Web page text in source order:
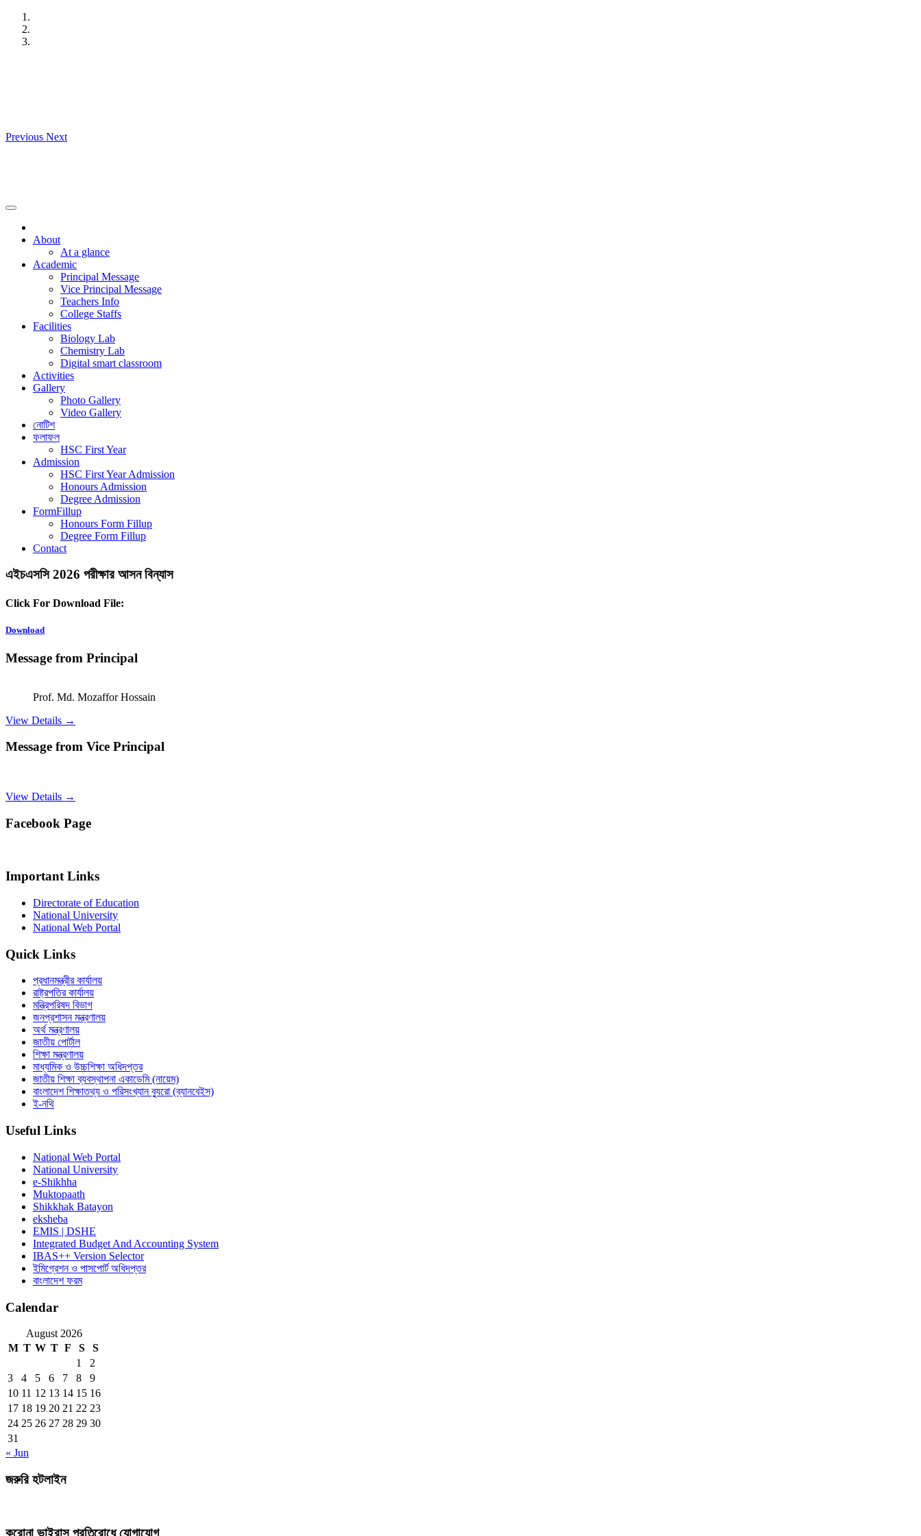
Skip
content
Previous Next
About
At a glance
Academic
Principal Message
Vice Principal Message
Teachers Info
College Staffs
Facilities
Biology Lab
Chemistry Lab
Digital smart classroom
Activities
Gallery
Photo Gallery
Video Gallery
নোটিশ
ফলাফল
HSC First Year
Admission
HSC First Year Admission
Honours Admission
Degree Admission
FormFillup
Honours Form Fillup
Degree Form Fillup
Contact
এইচএসসি 2026 পরীক্ষার আসন বিন্যাস
Click For Download File:
Download
Message from Principal
Prof. Md. Mozaffor Hossain
View Details →
Message from Vice Principal
View Details →
Facebook Page
Important Links
Directorate of Education
National University
National Web Portal
Quick Links
প্রধানমন্ত্রীর কার্যালয়
রাষ্ট্রপতির কার্যালয়
মন্ত্রিপরিষদ বিভাগ
জনপ্রশাসন মন্ত্রণালয়
অর্থ মন্ত্রণালয়
জাতীয় পোর্টাল
শিক্ষা মন্ত্রণালয়
মাধ্যমিক ও উচ্চশিক্ষা অধিদপ্তর
জাতীয় শিক্ষা ব্যবস্থাপনা একাডেমি (নায়েম)
বাংলাদেশ শিক্ষাতথ্য ও পরিসংখ্যান ব্যুরো (ব্যানবেইস)
ই-নথি
Useful Links
National Web Portal
National University
e-Shikhha
Muktopaath
Shikkhak Batayon
eksheba
EMIS | DSHE
Integrated Budget And Accounting System
IBAS++ Version Selector
ইমিগ্রেশন ও পাসপোর্ট অধিদপ্তর
বাংলাদেশ ফরম
Calendar
August 2026
M T W T F S
S
1
2
3
4 5 6 7 8
9
10 11 12 13 14 15 16
17 18 19 20 21 22 23
24 25 26 27 28 29 30
31
« Jun
জরুরি হটলাইন
করোনা ভাইরাস প্রতিরোধে যোগাযোগ